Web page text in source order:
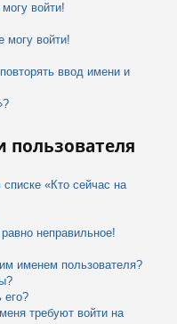
войти!
могу войти!
ввод имени и
«Кто сейчас на
неправильное!
именем пользователя?
его?
требуют войти на